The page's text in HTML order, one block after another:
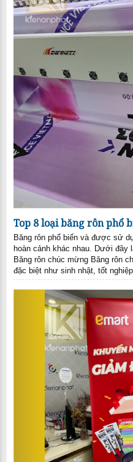
Top 8 loại băng rôn phổ
Băng rôn phổ biến và được sử
hoàn cảnh khác nhau. Dưới đây
Băng rôn chúc mừng Băng rôn
đặc biệt như sinh nhật, tốt